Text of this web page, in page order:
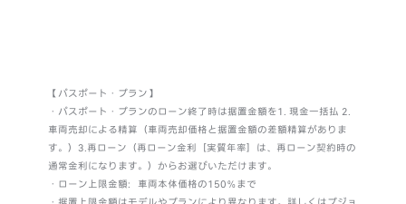
【パスポート・プラン】
・パスポート・プランのローン終了時は据置金額を1. 現金一括払 2.
車両売却による精算（車両売却価格と据置金額の差額精算がありま
す。）3.再ローン（再ローン金利［実質年率］は、再ローン契約時の
通常金利になります。）からお選びいただけます。
・ローン上限金額：車両本体価格の150％まで